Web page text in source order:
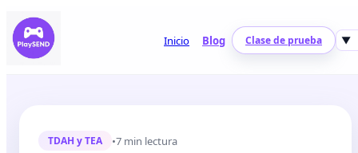
Inicio Blog ▼
Clase de prueba
TDAH y TEA •7 min lectura